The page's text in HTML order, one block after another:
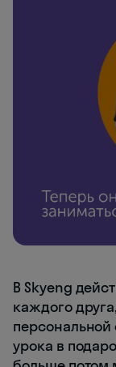
В Skyeng
каждого
урока в